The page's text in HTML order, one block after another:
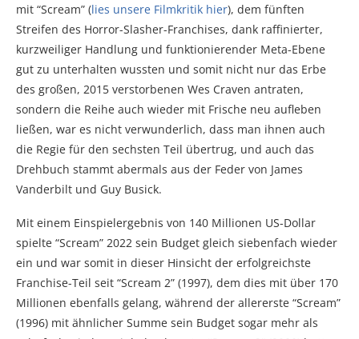
mit “Scream” (lies unsere Filmkritik hier), dem fünften
Streifen des Horror-Slasher-Franchises, dank raffinierter,
kurzweiliger Handlung und funktionierender Meta-Ebene
gut zu unterhalten wussten und somit nicht nur das Erbe
des großen, 2015 verstorbenen Wes Craven antraten,
sondern die Reihe auch wieder mit Frische neu aufleben
ließen, war es nicht verwunderlich, dass man ihnen auch
die Regie für den sechsten Teil übertrug, und auch das
Drehbuch stammt abermals aus der Feder von James
Vanderbilt und Guy Busick.
Mit einem Einspielergebnis von 140 Millionen US-Dollar
spielte “Scream” 2022 sein Budget gleich siebenfach wieder
ein und war somit in dieser Hinsicht der erfolgreichste
Franchise-Teil seit “Scream 2” (1997), dem dies mit über 170
Millionen ebenfalls gelang, während der allererste “Scream”
(1996) mit ähnlicher Summe sein Budget sogar mehr als